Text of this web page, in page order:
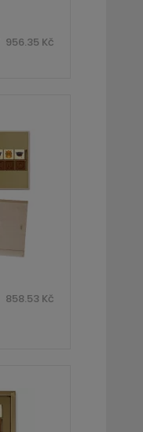
956.35 Kč
858.53 Kč